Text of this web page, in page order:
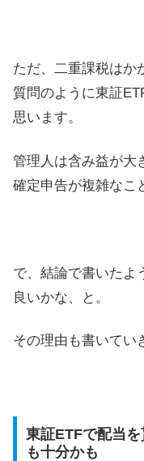
ただ、二重課税はか
質問のように東証
思います。
管理人は含み益が大
確定申告が複雑なこ
で、結論で書いたよ
良いかな、と。
その理由も書いてい
東証ETFで配当
も十分かも